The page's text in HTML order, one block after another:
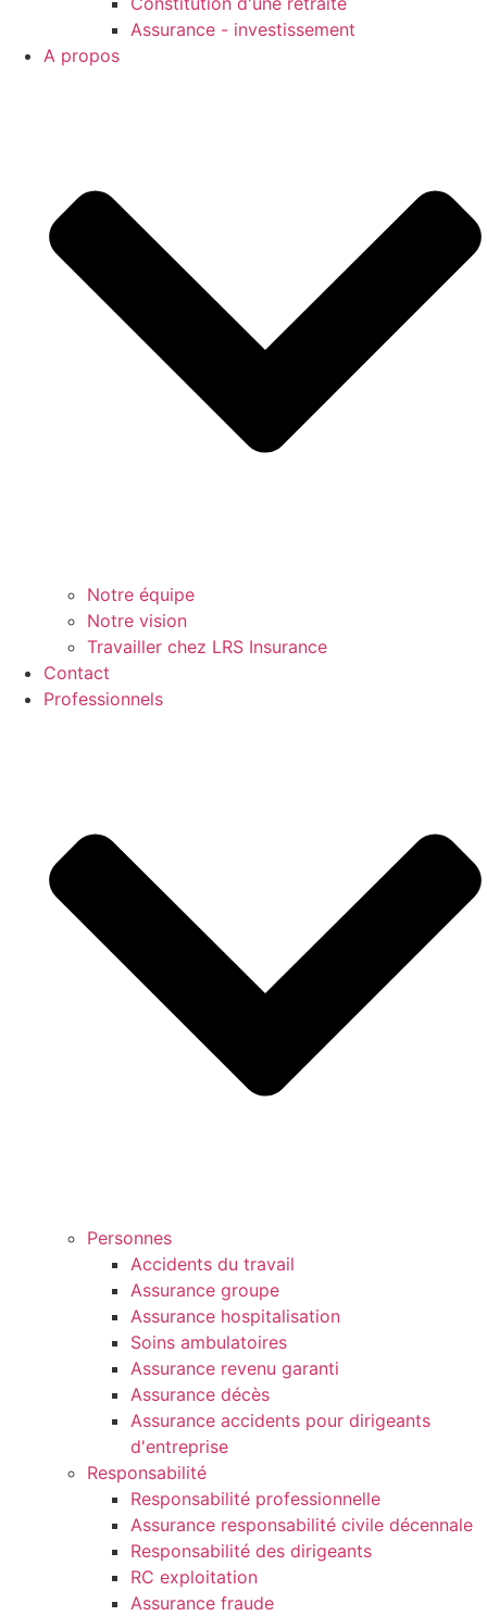
Assurance - investissement
A propos
Notre équipe
Notre vision
Travailler chez LRS Insurance
Contact
Professionnels
Personnes
Accidents du travail
Assurance groupe
Assurance hospitalisation
Soins ambulatoires
Assurance revenu garanti
Assurance décès
Assurance accidents pour dirigeants
d'entreprise
Responsabilité
Responsabilité professionnelle
Assurance responsabilité civile décennale
Responsabilité des dirigeants
RC exploitation
Assurance fraude